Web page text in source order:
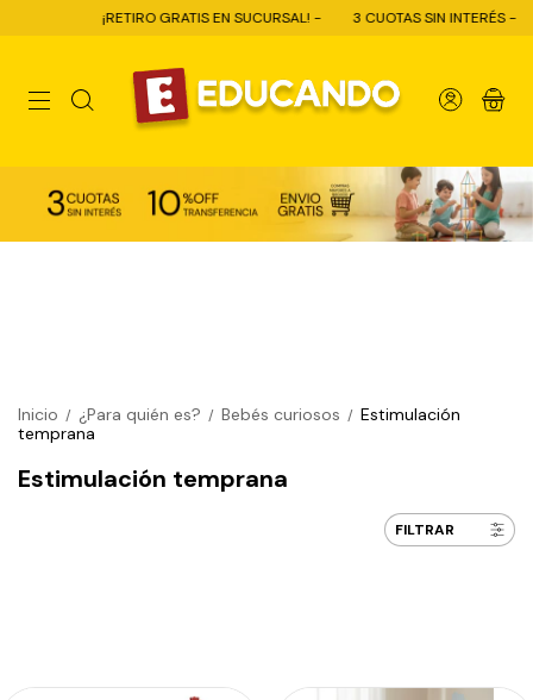
¡RETIRO GRATIS EN SUCURSAL! - 3 CUOTAS SIN INTERÉS -
0
Inicio / ¿Para quién es? / Bebés curiosos / Estimulación
temprana
Estimulación temprana
FILTRAR